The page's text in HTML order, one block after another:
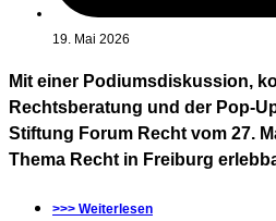
19. Mai 2026
Mit einer Podiumsdiskussion,
Rechtsberatung und der Pop-
Stiftung Forum Recht vom 27.
Thema Recht in Freiburg
>>> Weiterlesen